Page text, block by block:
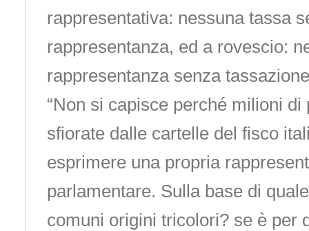
rappresentativa: nessuna tassa
rappresentanza, ed a rovescio:
rappresentanza senza
“Non si capisce perché milioni
sfiorate dalle cartelle del fisco
esprimere una propria
parlamentare. Sulla base di
comuni origini tricolori? se è per